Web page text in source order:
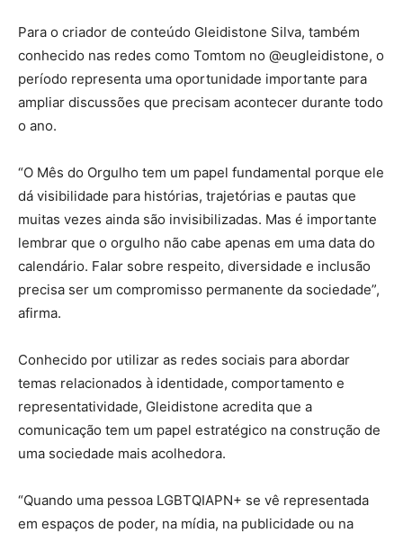
Para o criador de conteúdo Gleidistone Silva, também
conhecido nas redes como Tomtom no @eugleidistone, o
período representa uma oportunidade importante para
ampliar discussões que precisam acontecer durante todo
o ano.
“O Mês do Orgulho tem um papel fundamental porque ele
dá visibilidade para histórias, trajetórias e pautas que
muitas vezes ainda são invisibilizadas. Mas é importante
lembrar que o orgulho não cabe apenas em uma data do
calendário. Falar sobre respeito, diversidade e inclusão
precisa ser um compromisso permanente da sociedade”,
afirma.
Conhecido por utilizar as redes sociais para abordar
temas relacionados à identidade, comportamento e
representatividade, Gleidistone acredita que a
comunicação tem um papel estratégico na construção de
uma sociedade mais acolhedora.
“Quando uma pessoa LGBTQIAPN+ se vê representada
em espaços de poder, na mídia, na publicidade ou na